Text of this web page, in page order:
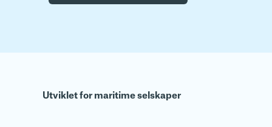
Utviklet for maritime selskaper